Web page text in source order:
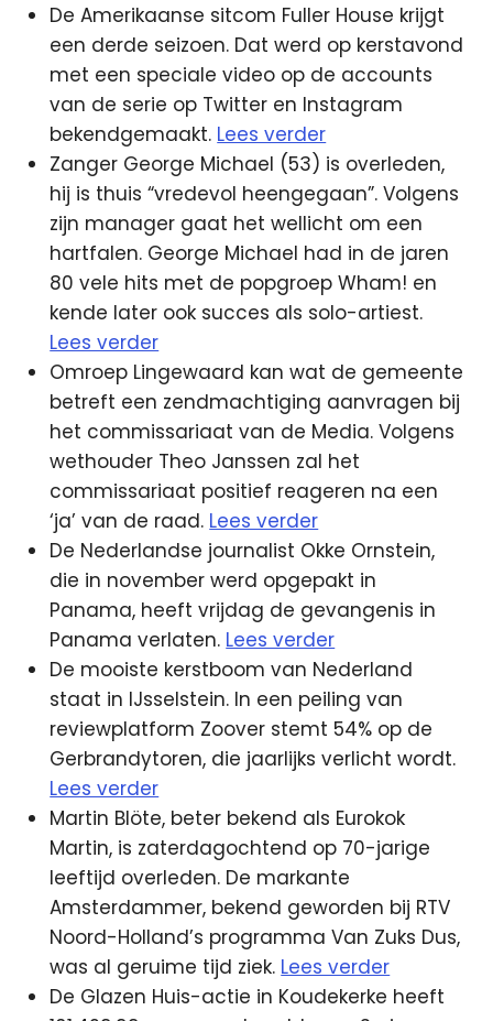
De Amerikaanse sitcom Fuller House krijgt
een derde seizoen. Dat werd op kerstavond
met een speciale video op de accounts
van de serie op Twitter en Instagram
bekendgemaakt. Lees verder
Zanger George Michael (53) is overleden,
hij is thuis “vredevol heengegaan”. Volgens
zijn manager gaat het wellicht om een
hartfalen. George Michael had in de jaren
80 vele hits met de popgroep Wham! en
kende later ook succes als solo-artiest.
Lees verder
Omroep Lingewaard kan wat de gemeente
betreft een zendmachtiging aanvragen bij
het commissariaat van de Media. Volgens
wethouder Theo Janssen zal het
commissariaat positief reageren na een
‘ja’ van de raad. Lees verder
De Nederlandse journalist Okke Ornstein,
die in november werd opgepakt in
Panama, heeft vrijdag de gevangenis in
Panama verlaten. Lees verder
De mooiste kerstboom van Nederland
staat in IJsselstein. In een peiling van
reviewplatform Zoover stemt 54% op de
Gerbrandytoren, die jaarlijks verlicht wordt.
Lees verder
Martin Blöte, beter bekend als Eurokok
Martin, is zaterdagochtend op 70-jarige
leeftijd overleden. De markante
Amsterdammer, bekend geworden bij RTV
Noord-Holland’s programma Van Zuks Dus,
was al geruime tijd ziek. Lees verder
De Glazen Huis-actie in Koudekerke heeft